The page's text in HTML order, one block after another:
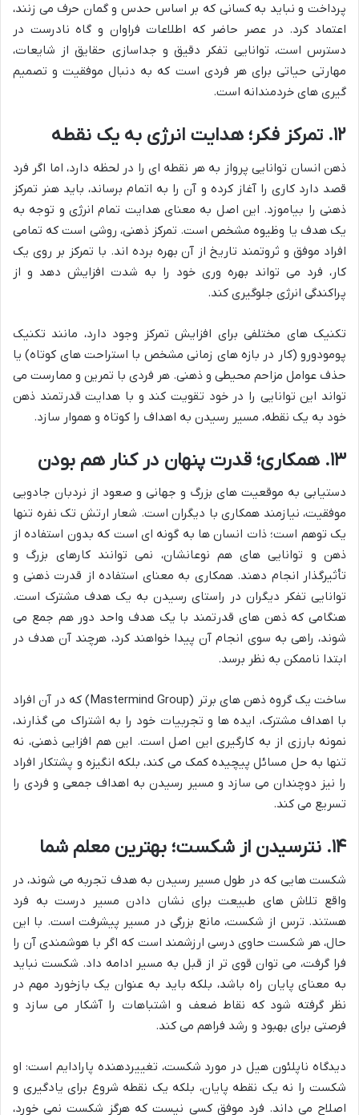
پرداخت و نباید به کسانی که بر اساس حدس و گمان حرف می زنند،
اعتماد کرد. در عصر حاضر که اطلاعات فراوان و گاه نادرست در
دسترس است، توانایی تفکر دقیق و جداسازی حقایق از شایعات،
مهارتی حیاتی برای هر فردی است که به دنبال موفقیت و تصمیم
گیری های خردمندانه است.
۱۲. تمرکز فکر؛ هدایت انرژی به یک نقطه
ذهن انسان توانایی پرواز به هر نقطه ای را در لحظه دارد، اما اگر فرد
قصد دارد کاری را آغاز کرده و آن را به اتمام برساند، باید هنر تمرکز
ذهنی را بیاموزد. این اصل به معنای هدایت تمام انرژی و توجه به
یک هدف یا وظیوه مشخص است. تمرکز ذهنی، روشی است که تمامی
افراد موفق و ثروتمند تاریخ از آن بهره برده اند. با تمرکز بر روی یک
کار، فرد می تواند بهره وری خود را به شدت افزایش دهد و از
پراکندگی انرژی جلوگیری کند.
تکنیک های مختلفی برای افزایش تمرکز وجود دارد، مانند تکنیک
پومودورو (کار در بازه های زمانی مشخص با استراحت های کوتاه) یا
حذف عوامل مزاحم محیطی و ذهنی. هر فردی با تمرین و ممارست می
تواند این توانایی را در خود تقویت کند و با هدایت قدرتمند ذهن
خود به یک نقطه، مسیر رسیدن به اهداف را کوتاه و هموار سازد.
۱۳. همکاری؛ قدرت پنهان در کنار هم بودن
دستیابی به موقعیت های بزرگ و جهانی و صعود از نردبان جادویی
موفقیت، نیازمند همکاری با دیگران است. شعار ارتش تک نفره تنها
یک توهم است؛ ذات انسان ها به گونه ای است که بدون استفاده از
ذهن و توانایی های هم نوعانشان، نمی توانند کارهای بزرگ و
تأثیرگذار انجام دهند. همکاری به معنای استفاده از قدرت ذهنی و
توانایی تفکر دیگران در راستای رسیدن به یک هدف مشترک است.
هنگامی که ذهن های قدرتمند با یک هدف واحد دور هم جمع می
شوند، راهی به سوی انجام آن پیدا خواهند کرد، هرچند آن هدف در
ابتدا ناممکن به نظر برسد.
ساخت یک گروه ذهن های برتر (Mastermind Group) که در آن افراد
با اهداف مشترک، ایده ها و تجربیات خود را به اشتراک می گذارند،
نمونه بارزی از به کارگیری این اصل است. این هم افزایی ذهنی، نه
تنها به حل مسائل پیچیده کمک می کند، بلکه انگیزه و پشتکار افراد
را نیز دوچندان می سازد و مسیر رسیدن به اهداف جمعی و فردی را
تسریع می کند.
۱۴. نترسیدن از شکست؛ بهترین معلم شما
شکست هایی که در طول مسیر رسیدن به هدف تجربه می شوند، در
واقع تلاش های طبیعت برای نشان دادن مسیر درست به فرد
هستند. ترس از شکست، مانع بزرگی در مسیر پیشرفت است. با این
حال، هر شکست حاوی درسی ارزشمند است که اگر با هوشمندی آن را
فرا گرفت، می توان قوی تر از قبل به مسیر ادامه داد. شکست نباید
به معنای پایان راه باشد، بلکه باید به عنوان یک بازخورد مهم در
نظر گرفته شود که نقاط ضعف و اشتباهات را آشکار می سازد و
فرصتی برای بهبود و رشد فراهم می کند.
دیدگاه ناپلئون هیل در مورد شکست، تغییردهنده پارادایم است: او
شکست را نه یک نقطه پایان، بلکه یک نقطه شروع برای یادگیری و
اصلاح می داند. فرد موفق کسی نیست که هرگز شکست نمی خورد،